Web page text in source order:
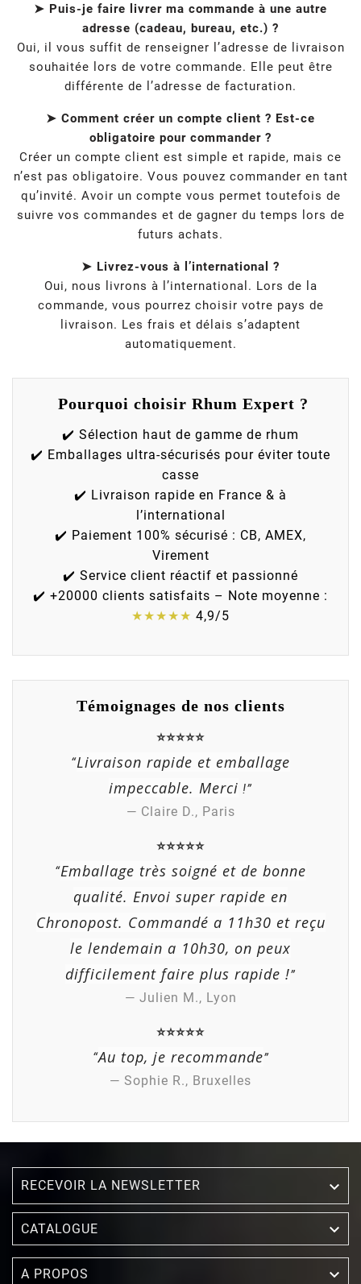
➤ Puis-je faire livrer ma commande à une autre
adresse (cadeau, bureau, etc.) ?
Oui, il vous suffit de renseigner l’adresse de livraison
souhaitée lors de votre commande. Elle peut être
différente de l’adresse de facturation.
➤ Comment créer un compte client ? Est-ce
obligatoire pour commander ?
Créer un compte client est simple et rapide, mais ce
n’est pas obligatoire. Vous pouvez commander en tant
qu’invité. Avoir un compte vous permet toutefois de
suivre vos commandes et de gagner du temps lors de
futurs achats.
➤ Livrez-vous à l’international ?
Oui, nous livrons à l’international. Lors de la
commande, vous pourrez choisir votre pays de
livraison. Les frais et délais s’adaptent
automatiquement.
Pourquoi choisir Rhum Expert ?
✔️ Sélection haut de gamme de rhum
✔️ Emballages ultra-sécurisés pour éviter toute
casse
✔️ Livraison rapide en France & à
l’international
✔️ Paiement 100% sécurisé : CB, AMEX,
Virement
✔️ Service client réactif et passionné
✔️ +20000 clients satisfaits – Note moyenne :
★★★★★ 4,9/5
Témoignages de nos clients
⭐⭐⭐⭐⭐
“Livraison rapide et emballage
impeccable. Merci !”
— Claire D., Paris
⭐⭐⭐⭐⭐
“Emballage très soigné et de bonne
qualité. Envoi super rapide en
Chronopost. Commandé a 11h30 et reçu
le lendemain a 10h30, on peux
difficilement faire plus rapide !”
— Julien M., Lyon
⭐⭐⭐⭐⭐
“Au top, je recommande”
— Sophie R., Bruxelles
RECEVOIR LA NEWSLETTER 
CATALOGUE 
A PROPOS 